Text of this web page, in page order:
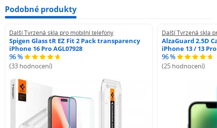
Podobné produkty
Další Tvrzená skla pro mobilní telefony
Spigen Glass tR EZ Fit 2 Pack transparency
iPhone 16 Pro AGL07928
96 %
(33 hodnocení)
Další Tvrzená skla
AlzaGuard 2.5D
iPhone 13 / 13 Pro
96 %
(25 hodnocení)